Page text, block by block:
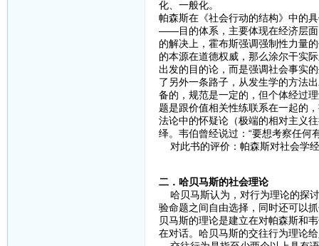
化、一般化。
帕森斯在《社会行动的结构》中的
——目的体系，主要体现在经济层
的解决上，霍布斯强调强制性力量
的本源在道德权威，那么涂尔干实
出发的目的论，而是强调社会事实
了另外一条路子，从发生学的方法
备的，规范是一定的，但个体经过
题是跟价值相关性练联系在一起的
法论中的怀疑论（极端的相对主义
绎。韦伯曾经说过：“要想考察任何
对此书的评价：帕森斯对社会学
二．哈贝马斯的社会理论
哈贝马斯认为，对行为理论的探
验命题之间自由选择，同时还可以
贝马斯的理论是建立在对帕森斯和
在对话。哈贝马斯的交往行为理论